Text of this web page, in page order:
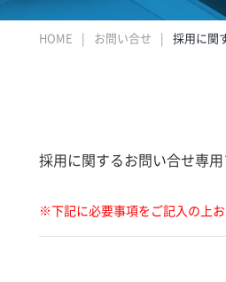
HOME お問い合せ 採用に関
採用に関するお問い合せ専用
※下記に必要事項をご記入の上お